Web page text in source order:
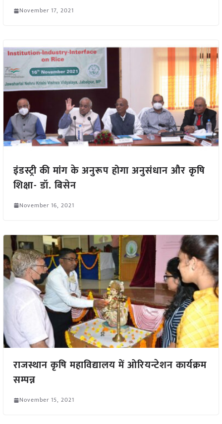
November 17, 2021
इंडस्ट्री की मांग के अनुरूप होगा अनुसंधान और कृषि
शिक्षा- डॉ. बिसेन
November 16, 2021
राजस्थान कृषि महाविद्यालय में ओरियन्टेशन कार्यक्रम
सम्पन्न
November 15, 2021